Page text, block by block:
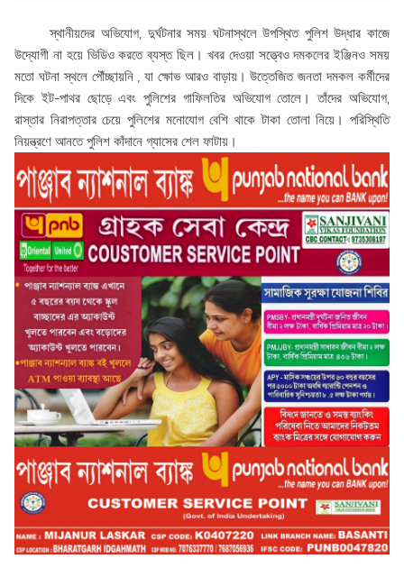
স্থানীয়দের অভিযোগ, দুর্ঘটনার সময় ঘটনাস্থলে উপস্থিত পুলিশ উদ্ধার কাজে
উদ্যোগী না হয়ে ভিডিও করতে ব্যস্ত ছিল। খবর দেওয়া সত্ত্বেও দমকলের ইঞ্জিনও সময়
মতো ঘটনা স্থলে পৌঁচ্ছায়নি , যা ক্ষোভ আরও বাড়ায়। উত্তেজিত জনতা দমকল কর্মীদের
দিকে ইট-পাথর ছোড়ে এবং পুলিশের গাফিলতির অভিযোগ তোলে। তাঁদের অভিযোগ,
রাস্তার নিরাপত্তার চেয়ে পুলিশের মনোযোগ বেশি থাকে টাকা তোলা নিয়ে। পরিস্থিতি
নিয়ন্ত্রণে আনতে পুলিশ কাঁদানে গ্যাসের শেল ফাটায়।